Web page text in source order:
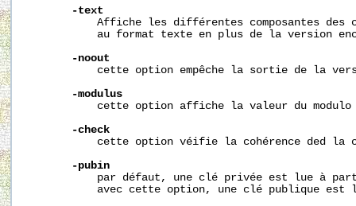
-text
Affiche les différentes composantes des
au format texte en plus de la version
-noout
cette option empêche la sortie de la
-modulus
cette option affiche la valeur du modulo
-check
cette option véifie la cohérence ded la
-pubin
par défaut, une clé privée est lue à
avec cette option, une clé publique est